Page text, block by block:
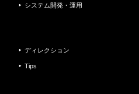
システム開発・運用
ディレクション
Tips